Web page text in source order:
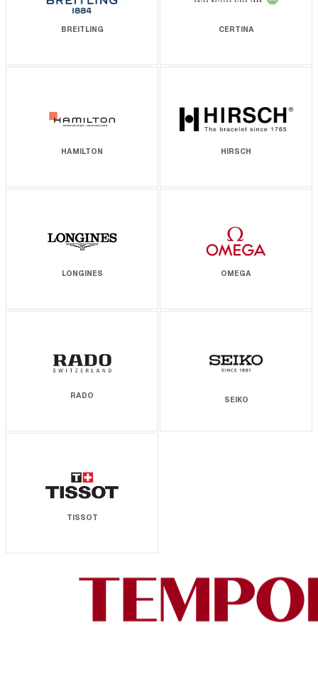
BREITLING CERTINA
HAMILTON HIRSCH
LONGINES OMEGA
RADO SEIKO
TISSOT